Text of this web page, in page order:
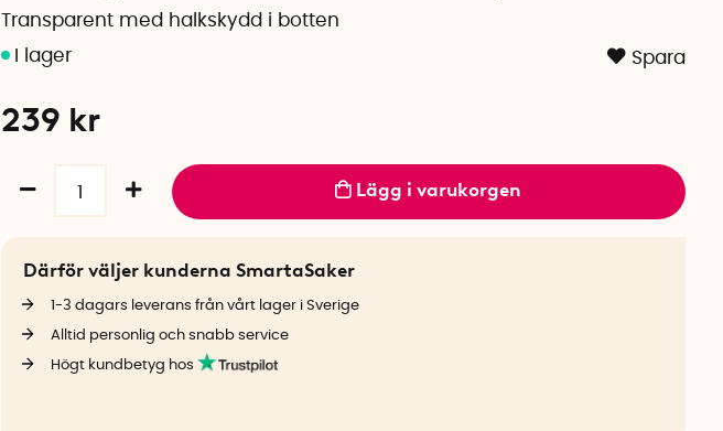
Transparent med halkskydd i botten
Spara
239 kr
Lägg i varukorgen
Därför väljer kunderna SmartaSaker
1-3 dagars leverans från vårt lager i Sverige
Alltid personlig och snabb service
Högt kundbetyg hos